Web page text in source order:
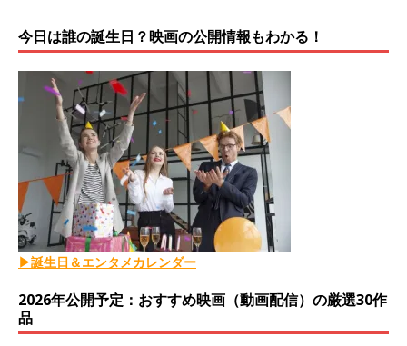
今日は誰の誕生日？映画の公開情報もわかる！
▶誕生日＆エンタメカレンダー
2026年公開予定：おすすめ映画（動画配信）の厳選30作
品